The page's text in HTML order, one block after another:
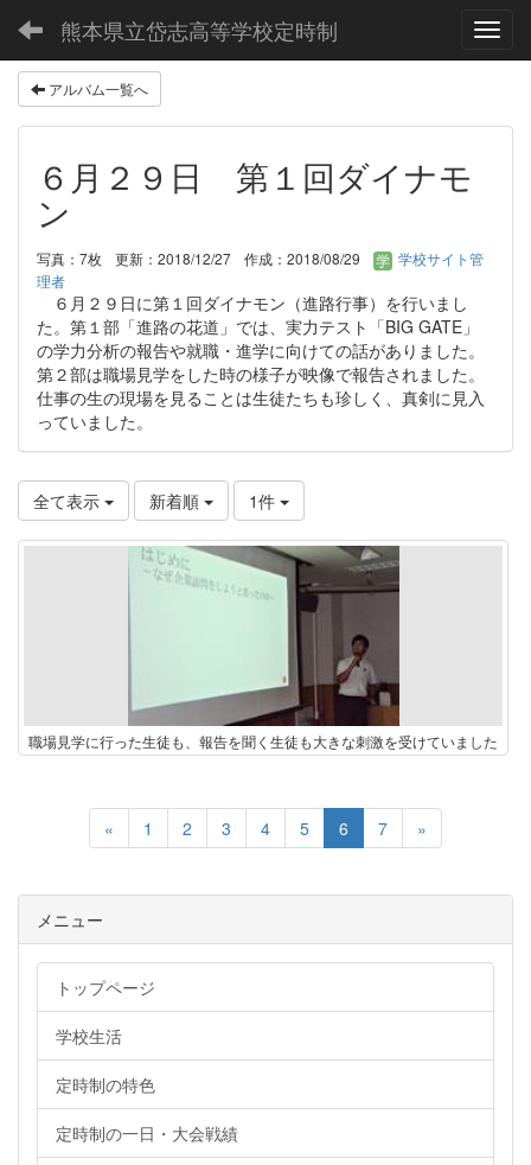
熊本県立岱志高等学校定時制
アルバム一覧へ
６月２９日 第１回ダイナモ
ン
写真：7枚 更新：2018/12/27 作成：2018/08/29
学校サイト管
理者
６月２９日に第１回ダイナモン（進路行事）を行いまし
た。第１部「進路の花道」では、実力テスト「BIG GATE」
の学力分析の報告や就職・進学に向けての話がありました。
第２部は職場見学をした時の様子が映像で報告されました。
仕事の生の現場を見ることは生徒たちも珍しく、真剣に見入
っていました。
全て表示 新着順 1件
職場見学に行った生徒も、報告を聞く生徒も大きな刺激を受けていました
« 1 2 3 4 5 6 7 »
メニュー
トップページ
学校生活
定時制の特色
定時制の一日・大会戦績